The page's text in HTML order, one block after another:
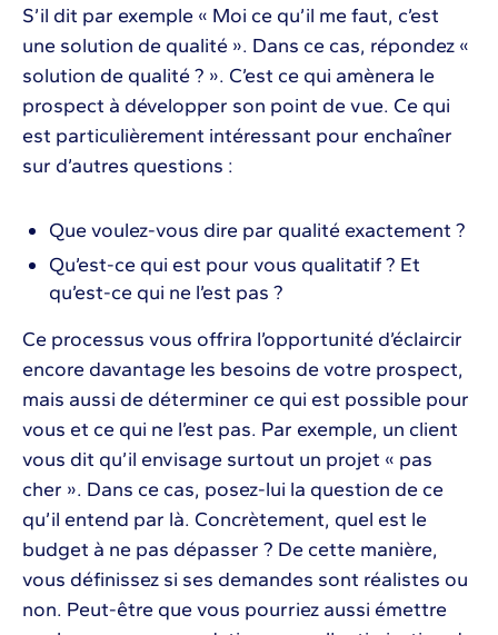
S’il dit par exemple « Moi ce qu’il me faut, c’est
une solution de qualité ». Dans ce cas, répondez «
solution de qualité ? ». C’est ce qui amènera le
prospect à développer son point de vue. Ce qui
est particulièrement intéressant pour enchaîner
sur d’autres questions :
Que voulez-vous dire par qualité exactement ?
Qu’est-ce qui est pour vous qualitatif ? Et
qu’est-ce qui ne l’est pas ?
Ce processus vous offrira l’opportunité d’éclaircir
encore davantage les besoins de votre prospect,
mais aussi de déterminer ce qui est possible pour
vous et ce qui ne l’est pas. Par exemple, un client
vous dit qu’il envisage surtout un projet « pas
cher ». Dans ce cas, posez-lui la question de ce
qu’il entend par là. Concrètement, quel est le
budget à ne pas dépasser ? De cette manière,
vous définissez si ses demandes sont réalistes ou
non. Peut-être que vous pourriez aussi émettre